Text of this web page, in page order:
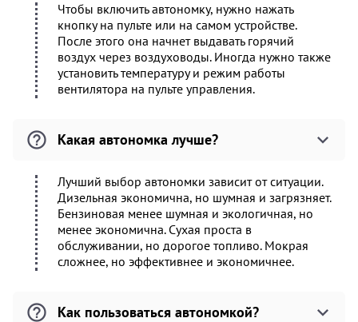
Чтобы включить автономку, нужно нажать
кнопку на пульте или на самом устройстве.
После этого она начнет выдавать горячий
воздух через воздуховоды. Иногда нужно также
установить температуру и режим работы
вентилятора на пульте управления.
Какая автономка лучше?
Лучший выбор автономки зависит от ситуации.
Дизельная экономична, но шумная и загрязняет.
Бензиновая менее шумная и экологичная, но
менее экономична. Сухая проста в
обслуживании, но дорогое топливо. Мокрая
сложнее, но эффективнее и экономичнее.
Как пользоваться автономкой?